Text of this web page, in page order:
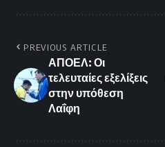
PREVIOUS ARTICLE
ΑΠΟΕΛ: Οι
τελευταίες εξελίξεις
στην υπόθεση
Λαΐφη